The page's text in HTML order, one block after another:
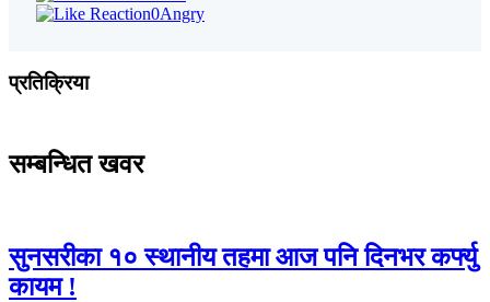
0Angry
प्रतिक्रिया
सम्बन्धित खवर
सुनसरीका १० स्थानीय तहमा आज पनि दिनभर कर्फ्यु
कायम !